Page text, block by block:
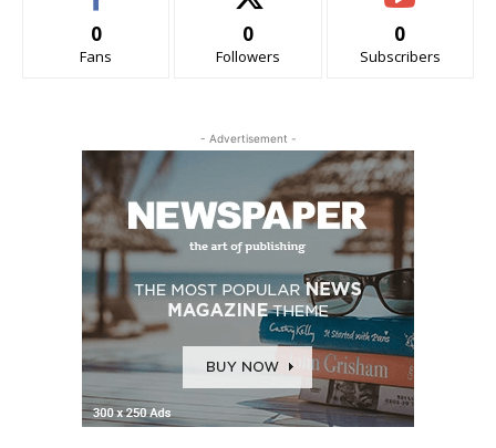
0
Fans
0
Followers
0
Subscribers
- Advertisement -